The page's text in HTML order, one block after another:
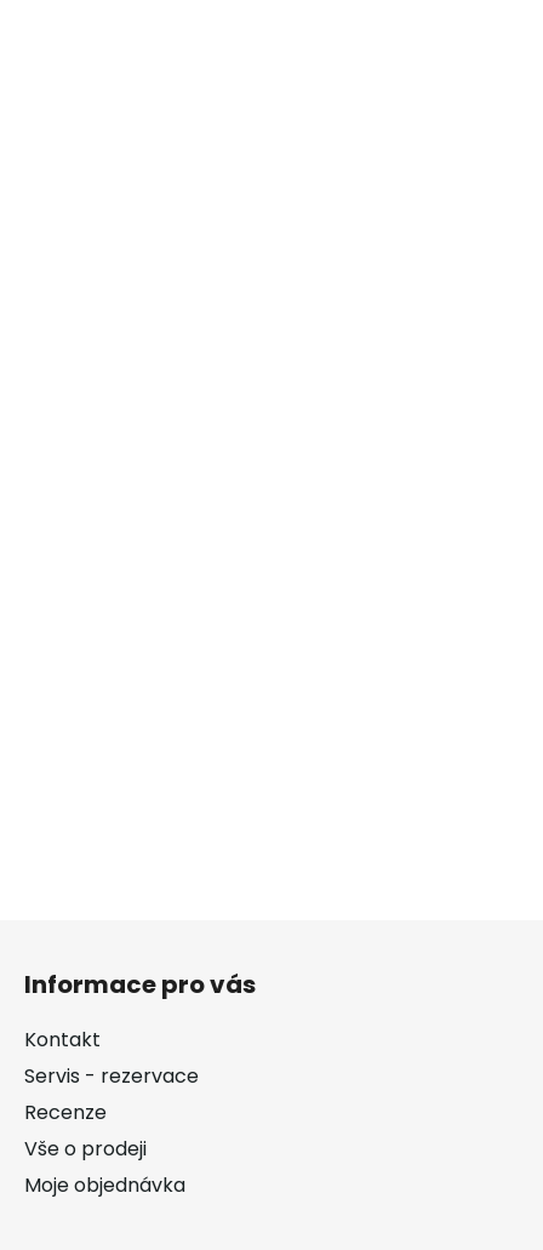
Informace pro vás
Kontakt
Servis - rezervace
Recenze
Vše o prodeji
Moje objednávka